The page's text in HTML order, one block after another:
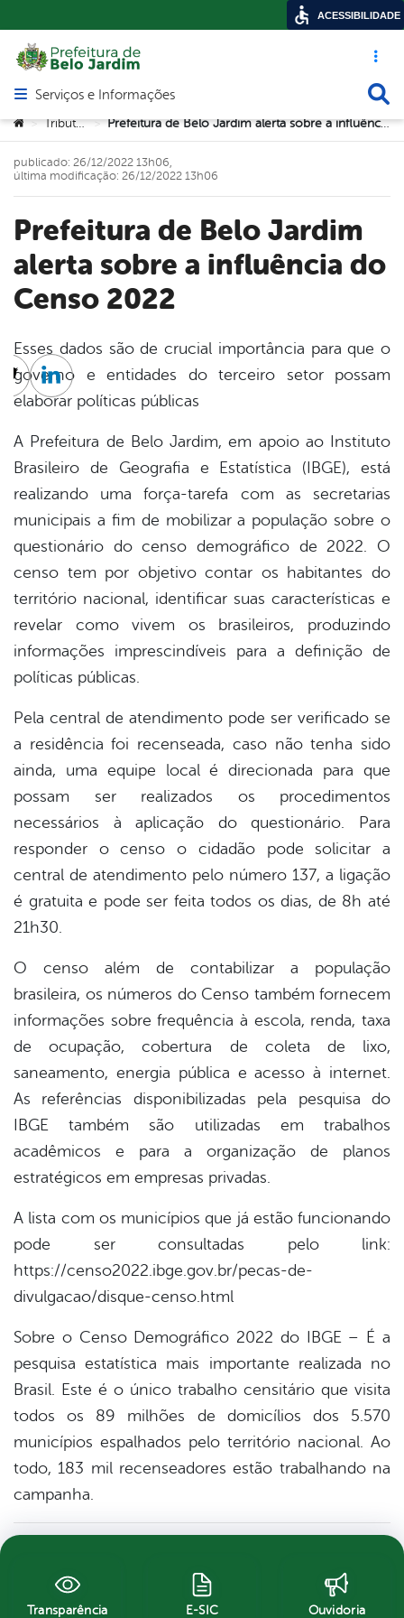
Acesso
Abrir menu principal de navegação
Serviços e Informações
Você está aqui:
> Tributos > Prefeitura de Belo Jardim alerta sobre a influência do Censo 2022
Prefeitura de Belo Jardim
alerta sobre a influência do
Censo 2022
publicado: 26/12/2022 13h06,
última modificação: 26/12/2022 13h06
Esses dados são de crucial importância para que o
governo e entidades do terceiro setor possam
elaborar políticas públicas
A Prefeitura de Belo Jardim, em apoio ao Instituto
Brasileiro de Geografia e Estatística (IBGE), está
realizando uma força-tarefa com as secretarias
municipais a fim de mobilizar a população sobre o
questionário do censo demográfico de 2022. O
censo tem por objetivo contar os habitantes do
território nacional, identificar suas características e
revelar como vivem os brasileiros, produzindo
informações imprescindíveis para a definição de
políticas públicas.
Pela central de atendimento pode ser verificado se
a residência foi recenseada, caso não tenha sido
ainda, uma equipe local é direcionada para que
possam ser realizados os procedimentos
necessários à aplicação do questionário. Para
responder o censo o cidadão pode solicitar a
central de atendimento pelo número 137, a ligação
é gratuita e pode ser feita todos os dias, de 8h até
21h30.
O censo além de contabilizar a população
brasileira, os números do Censo também fornecem
informações sobre frequência à escola, renda, taxa
de ocupação, cobertura de coleta de lixo,
saneamento, energia pública e acesso à internet.
As referências disponibilizadas pela pesquisa do
IBGE também são utilizadas em trabalhos
acadêmicos e para a organização de planos
estratégicos em empresas privadas.
A lista com os municípios que já estão funcionando
pode ser consultadas pelo link:
https://censo2022.ibge.gov.br/pecas-de-
divulgacao/disque-censo.html
Sobre o Censo Demográfico 2022 do IBGE – É a
pesquisa estatística mais importante realizada no
Brasil. Este é o único trabalho censitário que visita
todos os 89 milhões de domicílios dos 5.570
municípios espalhados pelo território nacional. Ao
todo, 183 mil recenseadores estão trabalhando na
campanha.
Twitter
Linkedin
Transparência E-SIC Ouvidoria
ACESSIBILIDADE